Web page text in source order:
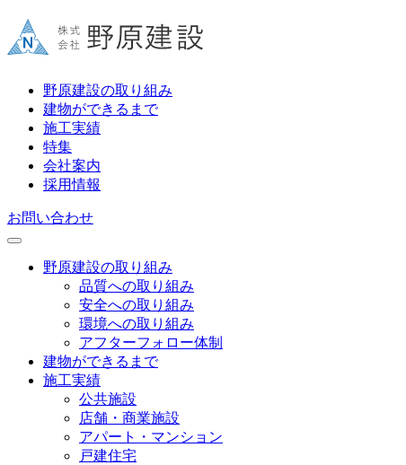
野原建設の取り組み
建物ができるまで
施工実績
特集
会社案内
採用情報
お問い合わせ
野原建設の取り組み
品質への取り組み
安全への取り組み
環境への取り組み
アフターフォロー体制
建物ができるまで
施工実績
公共施設
店舗・商業施設
アパート・マンション
戸建住宅